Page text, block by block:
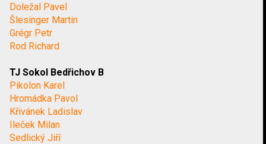
Doležal Pavel
Šlesinger Martin
Grégr Petr
Rod Richard
TJ Sokol Bedřichov B
Pikolon Karel
Hromádka Pavol
Křivánek Ladislav
Ileček Milan
Sedlický Jiří